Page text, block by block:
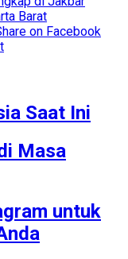
Barat
on Facebook
Saat Ini
Masa
untuk